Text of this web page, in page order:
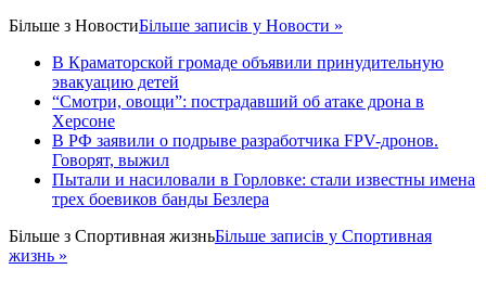
Більше з НовостиБільше записів у Новости »
В Краматорской громаде объявили принудительную
эвакуацию детей
“Смотри, овощи”: пострадавший об атаке дрона в
Херсоне
В РФ заявили о подрыве разработчика FPV-дронов.
Говорят, выжил
Пытали и насиловали в Горловке: стали известны имена
трех боевиков банды Безлера
Більше з Спортивная жизньБільше записів у Спортивная
жизнь »